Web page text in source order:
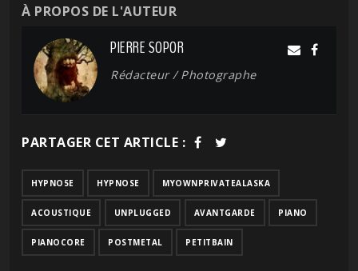
À PROPOS DE L'AUTEUR
PIERRE SOPOR
Rédacteur / Photographe
PARTAGER CET ARTICLE :
HYPNO5E HYPNOSE MYOWNPRIVATEALASKA
ACOUSTIQUE UNPLUGGED AVANTGARDE PIANO
PIANOCORE POSTMETAL PETITBAIN